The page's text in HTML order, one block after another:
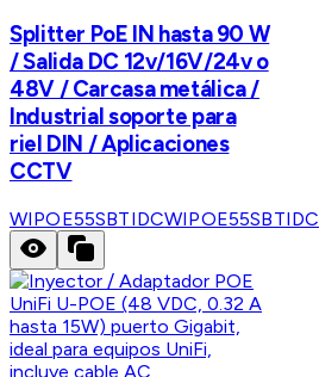
Splitter PoE IN hasta 90 W
/ Salida DC 12v/16V/24v o
48V / Carcasa metálica /
Industrial soporte para
riel DIN / Aplicaciones
CCTV
WIPOE55SBTIDCWIPOE55SBTIDC